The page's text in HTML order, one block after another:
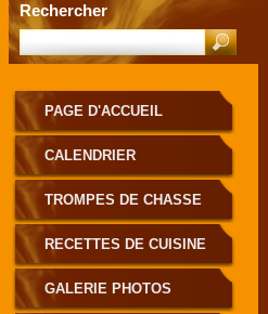
PAGE D'ACCUEIL
CALENDRIER
TROMPES DE CHASSE
RECETTES DE CUISINE
GALERIE PHOTOS
Rechercher